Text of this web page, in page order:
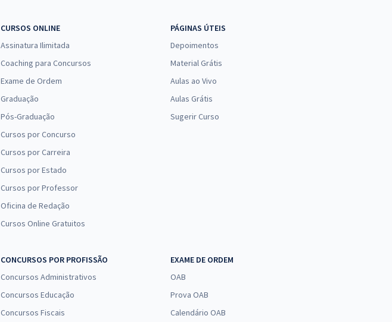
CURSOS ONLINE
Assinatura Ilimitada
Coaching para Concursos
Exame de Ordem
Graduação
Pós-Graduação
Cursos por Concurso
Cursos por Carreira
Cursos por Estado
Cursos por Professor
Oficina de Redação
Cursos Online Gratuitos
PÁGINAS ÚTEIS
Depoimentos
Material Grátis
Aulas ao Vivo
Aulas Grátis
Sugerir Curso
CONCURSOS POR PROFISSÃO
Concursos Administrativos
Concursos Educação
Concursos Fiscais
EXAME DE ORDEM
OAB
Prova OAB
Calendário OAB